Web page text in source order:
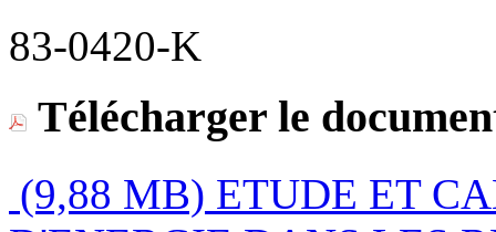
83-0420-K
Télécharger le
(9,88 MB) ETUDE ET